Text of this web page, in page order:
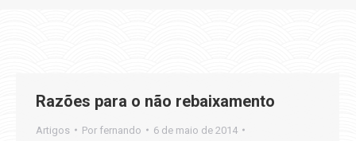
Razões para o não rebaixamento
Artigos Por fernando
6 de maio de 2014